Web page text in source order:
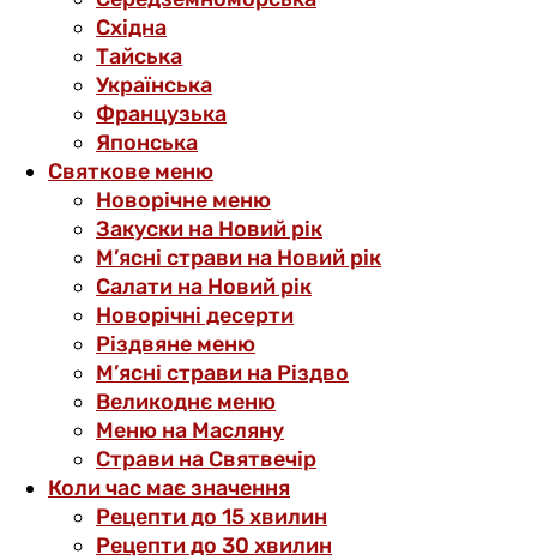
Східна
Тайська
Українська
Французька
Японська
Святкове меню
Новорічне меню
Закуски на Новий рік
М’ясні страви на Новий рік
Салати на Новий рік
Новорічні десерти
Різдвяне меню
М’ясні страви на Різдво
Великоднє меню
Меню на Масляну
Страви на Святвечір
Коли час має значення
Рецепти до 15 хвилин
Рецепти до 30 хвилин